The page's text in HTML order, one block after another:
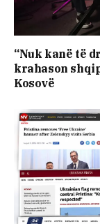
“Nuk kanë të
krahason
Kosovë